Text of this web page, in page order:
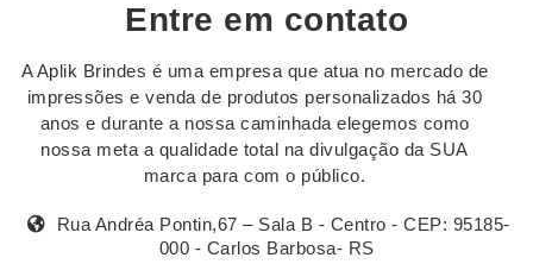
Entre em contato
A Aplik Brindes é uma empresa que atua no mercado de
impressões e venda de produtos personalizados há 30
anos e durante a nossa caminhada elegemos como
nossa meta a qualidade total na divulgação da SUA
marca para com o público.
Rua Andréa Pontin,67 – Sala B - Centro - CEP: 95185-
000 - Carlos Barbosa- RS